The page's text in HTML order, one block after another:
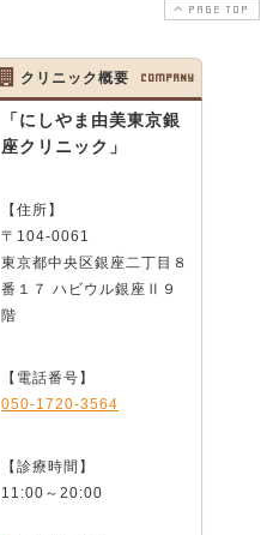
PAGE TOP
クリニック概要 COMPANY
「にしやま由美東京銀
座クリニック」
【住所】
〒104-0061
東京都中央区銀座二丁目８
番１７ ハビウル銀座Ⅱ９
階
【電話番号】
050-1720-3564
【診療時間】
11:00～20:00